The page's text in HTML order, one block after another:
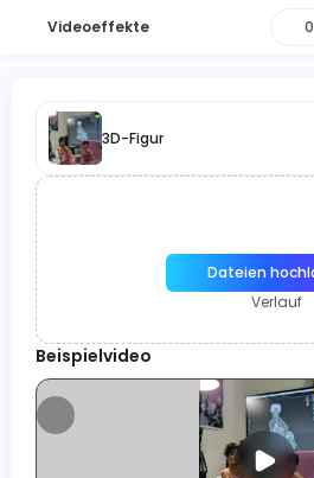
Videoeffekte 0
3D-Figur
Dateien
Verlauf
Beispielvideo